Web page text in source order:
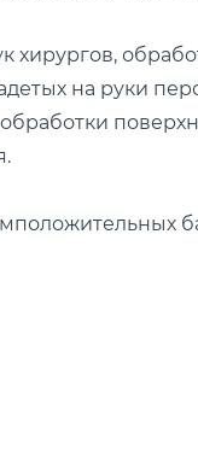
хирургов,
на руки